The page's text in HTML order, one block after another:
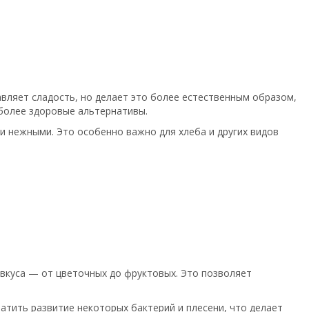
сладость, но делает это более естественным образом,
здоровые альтернативы.
нежными. Это особенно важно для хлеба и других видов
— от цветочных до фруктовых. Это позволяет
развитие некоторых бактерий и плесени, что делает